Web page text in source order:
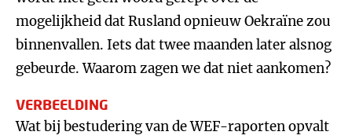
mogelijkheid dat Rusland opnieuw Oekraïne zou
binnenvallen. Iets dat twee maanden later alsnog
gebeurde. Waarom zagen we dat niet aankomen?
VERBEELDING
Wat bij bestudering van de WEF-raporten opvalt